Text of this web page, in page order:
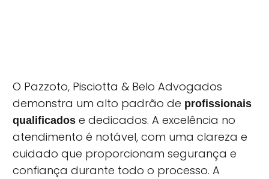
O Pazzoto, Pisciotta & Belo Advogados
demonstra um alto padrão de profissionais
qualificados e dedicados. A excelência no
atendimento é notável, com uma clareza e
cuidado que proporcionam segurança e
confiança durante todo o processo. A